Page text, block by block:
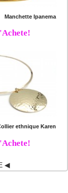
Manchette Ipanema
ethnique Karen
◀